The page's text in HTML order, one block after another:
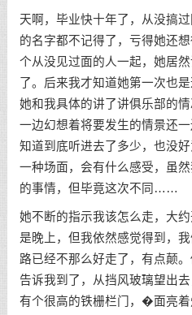
天啊，毕业快十年了，从没搞
的名字都不记得了，亏得她还
个从没见过面的人一起，她居
了。后来我才知道她第一次也
她和我具体的讲了讲俱乐部的
一边幻想着将要发生的情景还
知道到底听进去了多少，也没
一种场面，会有什么感受，虽
的事情，但毕竟这次不同……
她不断的指示我该怎么走，大
是晚上，但我依然感觉得到，
路已经不那么好走了，有点颠
告诉我到了，从挡风玻璃望出
有个很高的铁栅栏门，�面亮着